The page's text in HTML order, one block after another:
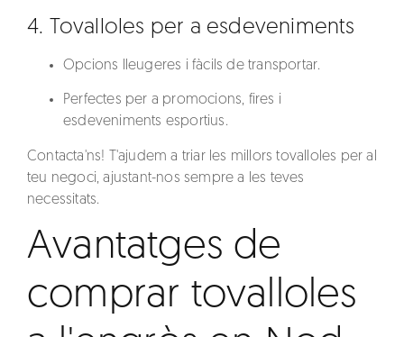
4. Tovalloles per a esdeveniments
Opcions lleugeres i fàcils de transportar.
Perfectes per a promocions, fires i
esdeveniments esportius.
Contacta'ns! T'ajudem a triar les millors tovalloles per al
teu negoci, ajustant-nos sempre a les teves
necessitats.
Avantatges de
comprar tovalloles